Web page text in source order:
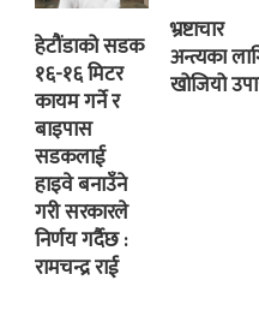
हेटौंडाको सडक
१६-१६ मिटर
कायम गर्ने र
बाइपास
सडकलाई
हाइवे बनाउँने
गरी सरकारले
निर्णय गर्दैछ :
रामचन्द्र राई
भ्रष्टाचार
अन्त्यका
खोजियो